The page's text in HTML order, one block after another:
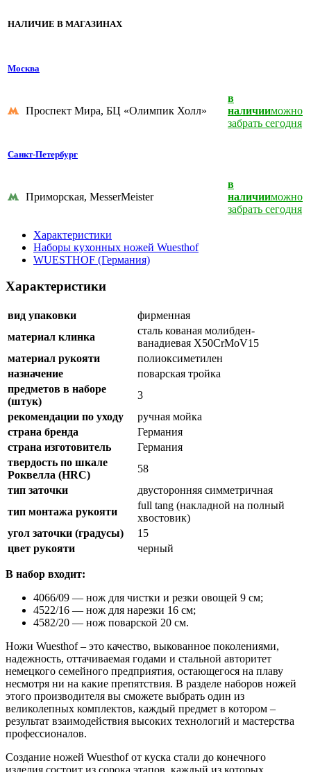
НАЛИЧИЕ В МАГАЗИНАХ
Москва
Проспект Мира, БЦ «Олимпик Холл»
в
наличииможно
забрать сегодня
Санкт-Петербург
Приморская, MesserMeister
в
наличииможно
забрать сегодня
Характеристики
Наборы кухонных ножей Wuesthof
WUESTHOF (Германия)
Характеристики
вид упаковки
фирменная
материал клинка
сталь кованая молибден-
ванадиевая X50CrMoV15
материал рукояти
полиоксиметилен
назначение
поварская тройка
предметов в наборе
(штук)
3
рекомендации по уходу
ручная мойка
страна бренда
Германия
страна изготовитель
Германия
твердость по шкале
Роквелла (HRC)
58
тип заточки
двусторонняя симметричная
тип монтажа рукояти
full tang (накладной на полный
хвостовик)
угол заточки (градусы)
15
цвет рукояти
черный
В набор входит:
4066/09 — нож для чистки и резки овощей 9 см;
4522/16 — нож для нарезки 16 см;
4582/20 — нож поварской 20 см.
Ножи Wuesthof – это качество, выкованное поколениями,
надежность, оттачиваемая годами и стальной авторитет
немецкого семейного предприятия, остающегося на плаву
несмотря ни на какие препятствия. В разделе наборов ножей
этого производителя вы сможете выбрать один из
великолепных комплектов, каждый предмет в котором –
результат взаимодействия высоких технологий и мастерства
профессионалов.
Создание ножей Wuesthof от куска стали до конечного